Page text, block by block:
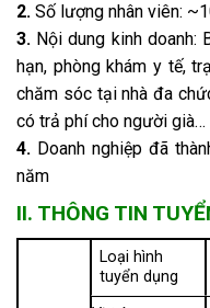
2. Số lượng nhân viên:
3. Nội dung kinh doanh:
hạn, phòng khám y tế,
chăm sóc tại nhà đa
có trả phí cho người già…
4. Doanh nghiệp đã
năm
II. THÔNG TIN
Loại hình
tuyển dụng